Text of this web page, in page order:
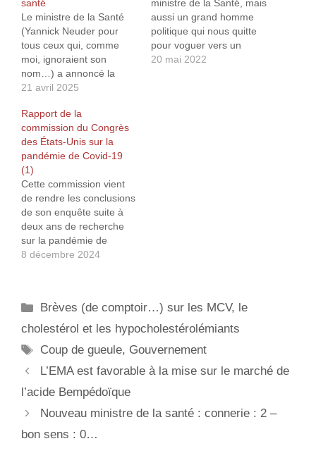
santé
Le ministre de la Santé
(Yannick Neuder pour
tous ceux qui, comme
moi, ignoraient son
nom…) a annoncé la
création prochaine « d’un
contre la désinformation
en matière de santé »1.
Et en plus, il récidive, le
bougre2… Il est
paradoxal de voir un
gouvernement se soucier
subitement de…
21 avril 2025
ministre de la Santé, mais
aussi un grand homme
politique qui nous quitte
pour voguer vers un
autre ministère. Car il faut
20 mai 2022
Rapport de la
commission du Congrès
des États-Unis sur la
pandémie de Covid-19
(1)
Cette commission vient
de rendre les conclusions
de son enquête suite à
deux ans de recherche
sur la pandémie de
COVID-19 et a publié un
The Lessons Learned
and a Path Forward1 ».
Depuis février 2023, cette
commission…
8 décembre 2024
Catégories
Brèves (de comptoir…) sur les MCV, le
cholestérol et les hypocholestérolémiants
Étiquettes
Coup de gueule, Gouvernement
L’EMA est favorable à la mise sur le marché de
l’acide Bempédoïque
Nouveau ministre de la santé : connerie : 2 –
bon sens : 0…